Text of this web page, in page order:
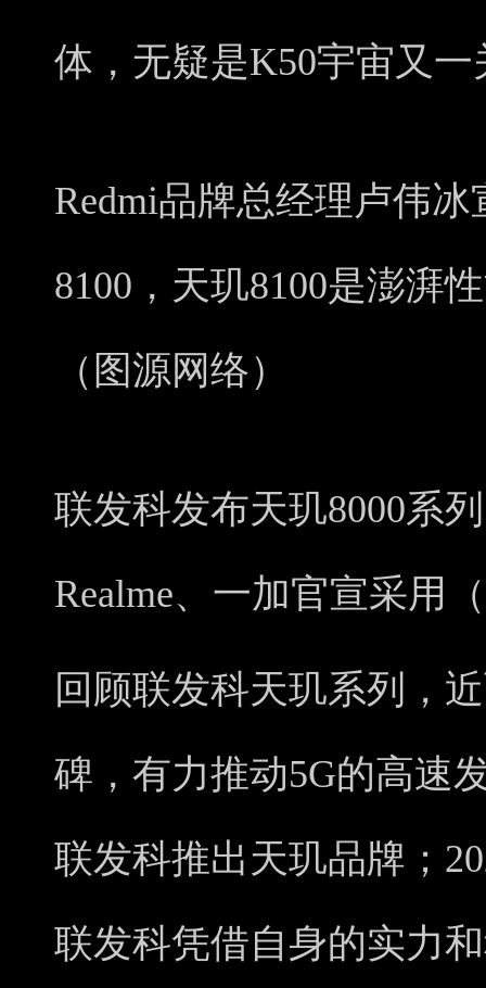
体，无疑是K50宇宙又
Redmi品牌总经理卢伟
8100，天玑8100是澎湃
（图源网络）
联发科发布天玑8000系
Realme、一加官宣采用
回顾联发科天玑系列，
碑，有力推动5G的高速
联发科推出天玑品牌；
联发科凭借自身的实力